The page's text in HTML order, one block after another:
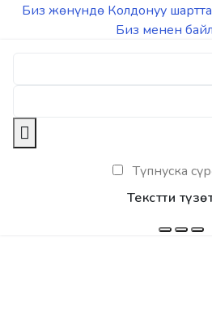
Биз жөнүндө Колдонуу
Биз менен
Түпнуска
Текстти